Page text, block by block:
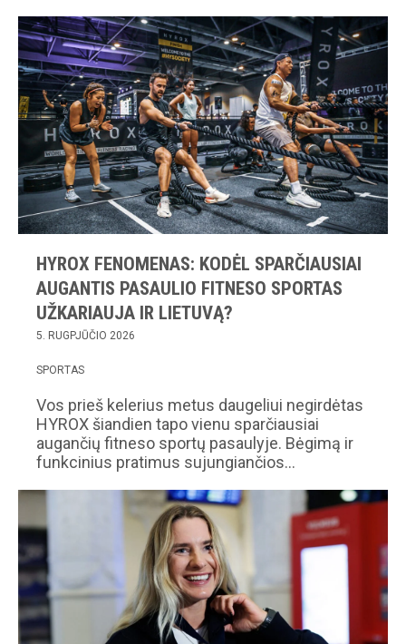
HYROX FENOMENAS: KODĖL SPARČIAUSIAI
AUGANTIS PASAULIO FITNESO SPORTAS
UŽKARIAUJA IR LIETUVĄ?
5. RUGPJŪČIO 2026
SPORTAS
Vos prieš kelerius metus daugeliui negirdėtas
HYROX šiandien tapo vienu sparčiausiai
augančių fitneso sportų pasaulyje. Bėgimą ir
funkcinius pratimus sujungiančios…